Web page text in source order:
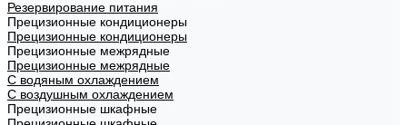
Резервирование питания
Прецизионные кондиционеры
Прецизионные кондиционеры
Прецизионные межрядные
Прецизионные межрядные
С водяным охлаждением
С воздушным охлаждением
Прецизионные шкафные